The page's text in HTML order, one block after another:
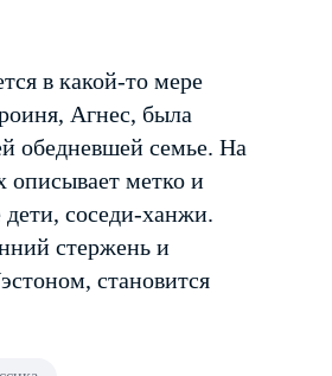
в какой-то мере
Агнес, была
обедневшей семье. На
описывает метко и
соседи-ханжи.
стержень и
становится